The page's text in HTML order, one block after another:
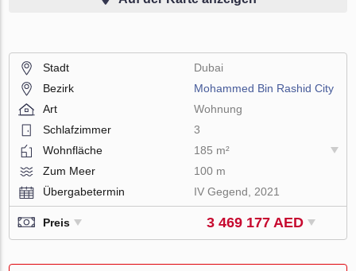
Stadt
Dubai
Bezirk
Mohammed Bin Rashid City
Art
Wohnung
Schlafzimmer
3
Wohnfläche
185 m²
Zum Meer
100 m
Übergabetermin
IV Gegend, 2021
Preis 3 469 177 AED